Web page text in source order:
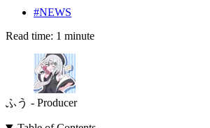
#NEWS
Read time: 1 minute
ふう - Producer